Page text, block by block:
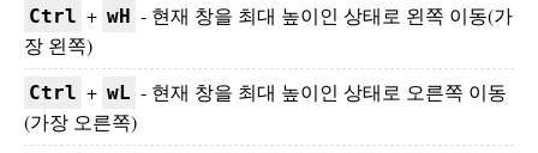
Ctrl + wH - 현재 창을 최대 높이인 상태로 왼쪽 이동(가
장 왼쪽)
Ctrl + wL - 현재 창을 최대 높이인 상태로 오른쪽 이동
(가장 오른쪽)